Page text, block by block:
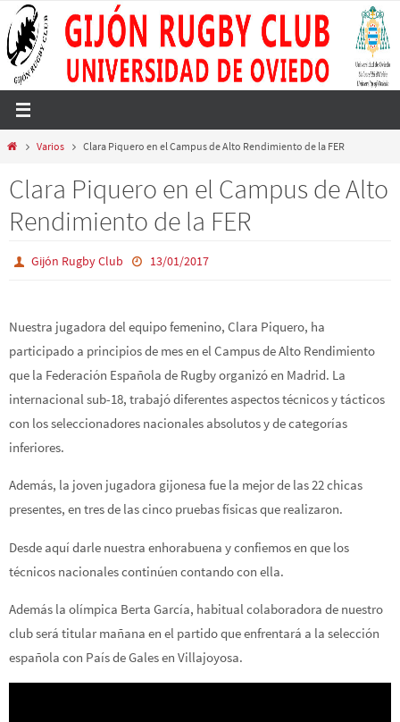
al
contenido
InicioVarios Clara Piquero en el Campus de Alto Rendimiento de la FER
Clara Piquero en el Campus de Alto
Rendimiento de la FER
Gijón Rugby Club 13/01/2017
Nuestra jugadora del equipo femenino, Clara Piquero, ha
participado a principios de mes en el Campus de Alto Rendimiento
que la Federación Española de Rugby organizó en Madrid. La
internacional sub-18, trabajó diferentes aspectos técnicos y tácticos
con los seleccionadores nacionales absolutos y de categorías
inferiores.
Además, la joven jugadora gijonesa fue la mejor de las 22 chicas
presentes, en tres de las cinco pruebas físicas que realizaron.
Desde aquí darle nuestra enhorabuena y confiemos en que los
técnicos nacionales continúen contando con ella.
Además la olímpica Berta García, habitual colaboradora de nuestro
club será titular mañana en el partido que enfrentará a la selección
española con País de Gales en Villajoyosa.